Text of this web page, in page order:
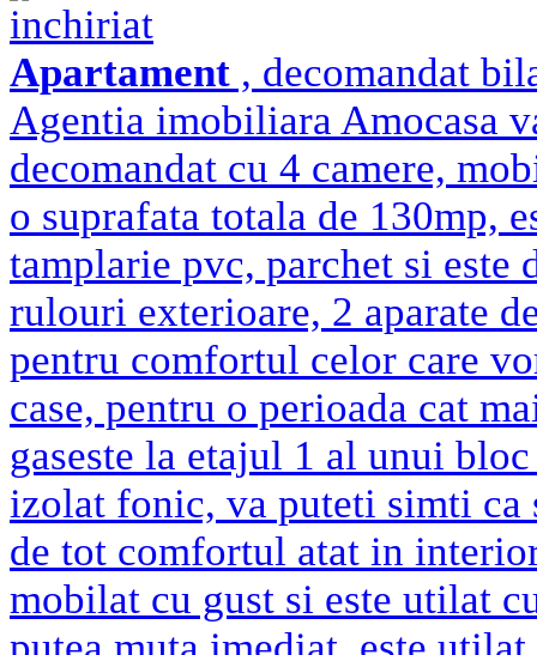
inchiriat
Apartament , decomandat
Agentia imobiliara Amocasa
decomandat cu 4 camere,
o suprafata totala de 130mp,
tamplarie pvc, parchet si este
rulouri exterioare, 2 aparate
pentru comfortul celor care
case, pentru o perioada cat
gaseste la etajul 1 al unui
izolat fonic, va puteti simti ca
de tot comfortul atat in
mobilat cu gust si este utilat